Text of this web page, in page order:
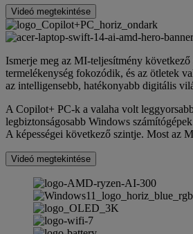
Videó megtekintése
Ismerje meg az MI-teljesítmény következő
termelékenység fokozódik, és az ötletek
az intelligensebb, hatékonyabb digitális
A Copilot+ PC-k a valaha volt
legbiztonságosabb Windows
A képességei következő szintje. Most az
Videó megtekintése